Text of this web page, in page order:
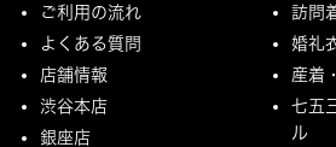
ご利用の流れ
よくある質問
店舗情報
渋谷本店
銀座店
訪問
婚礼
産着
七五
ル